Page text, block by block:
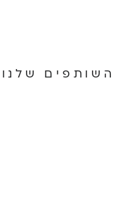
השותפים שלנו